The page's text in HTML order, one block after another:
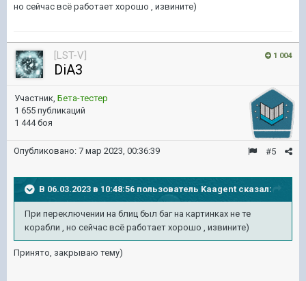
но сейчас всё работает хорошо , извините)
1 004
[LST-V]
DiA3
Участник, Бета-тестер
1 655 публикаций
1 444 боя
#5
Опубликовано: 7 мар 2023, 00:36:39
В 06.03.2023 в 10:48:56 пользователь Kaagent сказал:
При переключении на блиц был баг на картинках не те
корабли , но сейчас всё работает хорошо , извините)
Принято, закрываю тему)